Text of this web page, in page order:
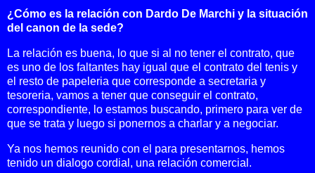
¿Cómo es la relación con Dardo De Marchi y la situación
del canon de la sede?
La relación es buena, lo que si al no tener el contrato, que
es uno de los faltantes hay igual que el contrato del tenis y
el resto de papeleria que corresponde a secretaria y
tesoreria, vamos a tener que conseguir el contrato,
correspondiente, lo estamos buscando, primero para ver de
que se trata y luego si ponernos a charlar y a negociar.
Ya nos hemos reunido con el para presentarnos, hemos
tenido un dialogo cordial, una relación comercial.